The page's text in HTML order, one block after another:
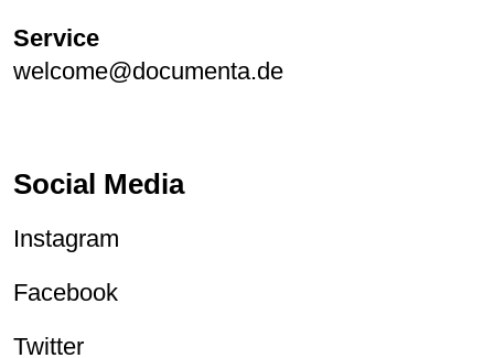
Service
welcome@documenta.de
Social Media
Instagram
Facebook
Twitter